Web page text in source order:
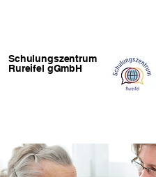
Schulungszentrum
Rureifel gGmbH